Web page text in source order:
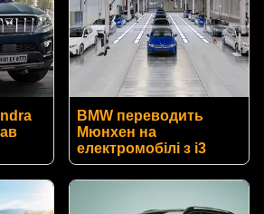
BMW переводить
Мюнхен на
електромобілі з i3